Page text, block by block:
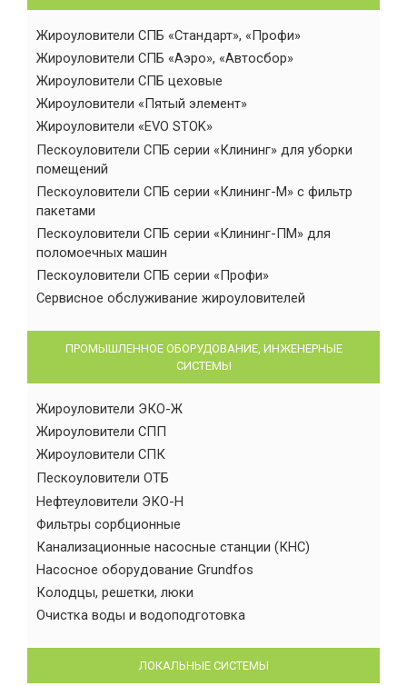
Жироуловители СПБ «Стандарт», «Профи»
Жироуловители СПБ «Аэро», «Автосбор»
Жироуловители СПБ цеховые
Жироуловители «Пятый элемент»
Жироуловители «EVO STOK»
Пескоуловители СПБ серии «Клининг» для уборки
помещений
Пескоуловители СПБ серии «Клининг-М» с фильтр
пакетами
Пескоуловители СПБ серии «Клининг-ПМ» для
поломоечных машин
Пескоуловители СПБ серии «Профи»
Сервисное обслуживание жироуловителей
ПРОМЫШЛЕННОЕ ОБОРУДОВАНИЕ, ИНЖЕНЕРНЫЕ
СИСТЕМЫ
Жироуловители ЭКО-Ж
Жироуловители СПП
Жироуловители СПК
Пескоуловители ОТБ
Нефтеуловители ЭКО-Н
Фильтры сорбционные
Канализационные насосные станции (КНС)
Насосное оборудование Grundfos
Колодцы, решетки, люки
Очистка воды и водоподготовка
ЛОКАЛЬНЫЕ СИСТЕМЫ